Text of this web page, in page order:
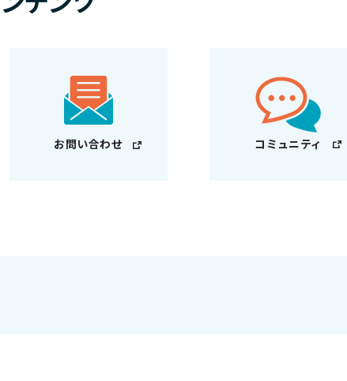
お問い合わせ コミュニティ